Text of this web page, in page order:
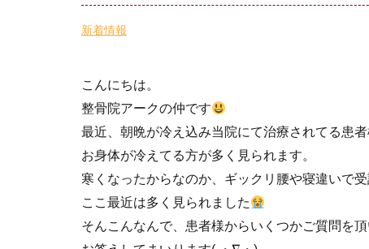
新着情報
こんにちは。
整骨院アークの仲です
最近、朝晩が冷え込み当院にて治療されてる患者
お身体が冷えてる方が多く見られます。
寒くなったからなのか、ギックリ腰や寝違いで
ここ最近は多く見られました
そんこんなんで、患者様からいくつかご質問を